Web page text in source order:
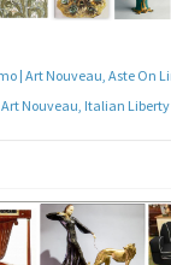
Art Nouveau, Italian Liberty